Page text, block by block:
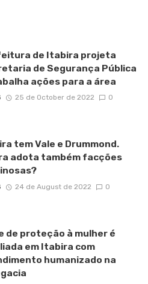
de Itabira projeta
de Segurança Pública
ações para a área
25 de October de 2022 0
tem Vale e Drummond.
adota também facções
24 de August de 2022 0
de proteção à mulher é
em Itabira com
humanizado na